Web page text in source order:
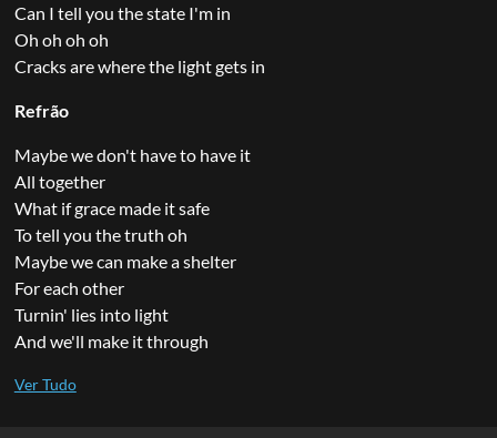
Can I tell you the state I'm in
Oh oh oh oh
Cracks are where the light gets in
Refrão
Maybe we don't have to have it
All together
What if grace made it safe
To tell you the truth oh
Maybe we can make a shelter
For each other
Turnin' lies into light
And we'll make it through